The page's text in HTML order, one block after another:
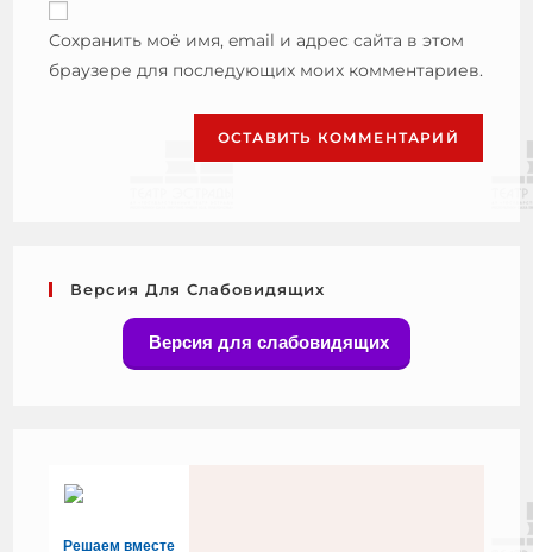
Сохранить моё имя, email и адрес сайта в этом
браузере для последующих моих комментариев.
Версия Для Слабовидящих
Версия для слабовидящих
Решаем вместе